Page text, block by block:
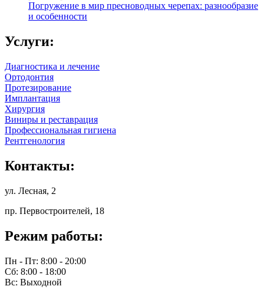
Погружение в мир пресноводных черепах: разнообразие
и особенности
Услуги:
Диагностика и лечение
Ортодонтия
Протезирование
Имплантация
Хирургия
Виниры и реставрация
Профессиональная гигиена
Рентгенология
Контакты:
ул. Лесная, 2
пр. Первостроителей, 18
Режим работы:
Пн - Пт: 8:00 - 20:00
Сб: 8:00 - 18:00
Вс: Выходной